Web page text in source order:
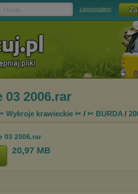
zapomniałem
03 2006.rar
Wykroje krawieckie ✂ / ✂ BURDA /
03 2006.rar
20,97 MB